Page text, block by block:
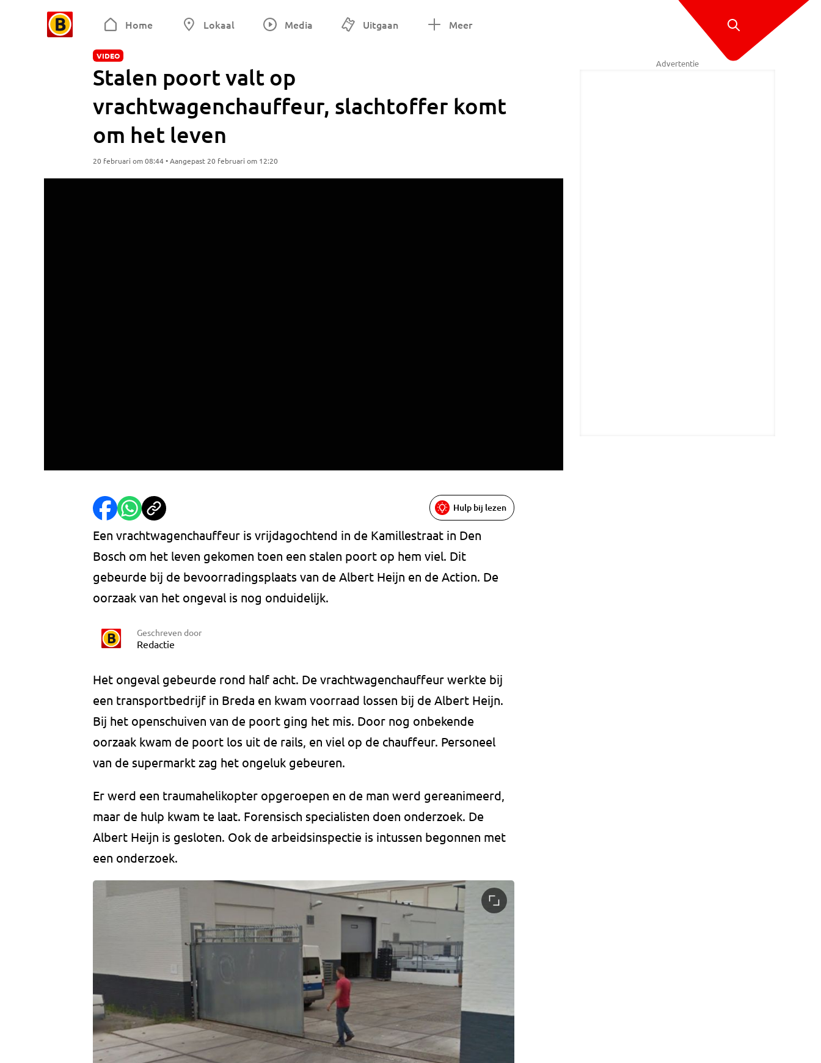
Home Lokaal Media Uitgaan Meer
VIDEO
Stalen poort valt op
vrachtwagenchauffeur, slachtoffer komt
om het leven
20 februari om 08:44 • Aangepast 20 februari om 12:20
Hulp bij lezen
Een vrachtwagenchauffeur is vrijdagochtend in de Kamillestraat in Den
Bosch om het leven gekomen toen een stalen poort op hem viel. Dit
gebeurde bij de bevoorradingsplaats van de Albert Heijn en de Action. De
oorzaak van het ongeval is nog onduidelijk.
Geschreven door
Redactie
Het ongeval gebeurde rond half acht. De vrachtwagenchauffeur werkte bij
een transportbedrijf in Breda en kwam voorraad lossen bij de Albert Heijn.
Bij het openschuiven van de poort ging het mis. Door nog onbekende
oorzaak kwam de poort los uit de rails, en viel op de chauffeur. Personeel
van de supermarkt zag het ongeluk gebeuren.
Er werd een traumahelikopter opgeroepen en de man werd gereanimeerd,
maar de hulp kwam te laat. Forensisch specialisten doen onderzoek. De
Albert Heijn is gesloten. Ook de arbeidsinspectie is intussen begonnen met
een onderzoek.
Advertentie